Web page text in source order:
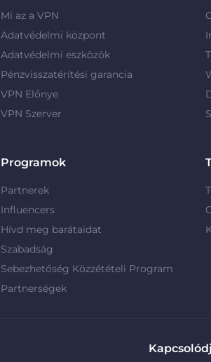
Mi az a VPN
Adatvédelmi központ
Adatvédelmi eszközök
Pénzvisszatérítési garancia
VPN Előnye
VPN Szerver
Programok
Partnerek
Influencers
Hívd meg barátaidat
Szabadság
Sebezhetőség Közzétételi Program
Partnerségek